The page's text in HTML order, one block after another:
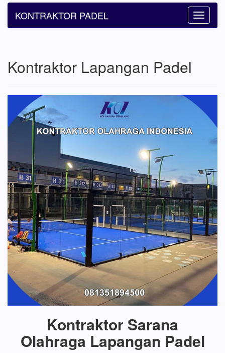
Toggle
KONTRAKTOR PADEL
Kontraktor Lapangan Padel
Kontraktor Sarana
Olahraga Lapangan Padel